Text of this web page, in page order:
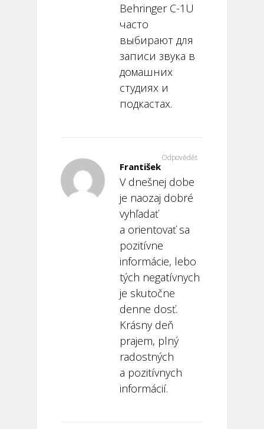
Behringer C-1U
часто
выбирают для
записи звука в
домашних
студиях и
подкастах.
František
V dnešnej dobe
je naozaj dobré
vyhľadať
a orientovať sa
pozitívne
informácie, lebo
tých negatívnych
je skutočne
denne dosť.
Krásny deň
prajem, plný
radostných
a pozitívnych
informácií.
Odpovědět